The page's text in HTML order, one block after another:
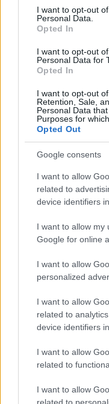
consent section.
I want to opt-out
Personal Data.
Opted In
I want to opt-out
Personal Data for
Opted In
I want to opt-out
Retention, Sale,
Personal Data
Purposes for
Opted Out
Google consents
I want to allow
related to
device identifiers
I want to allow my
Google for online
I want to allow
personalized
I want to allow
related to
device identifiers
I want to allow
related to
I want to allow
related to
Judit – ELTE
szükséges kis-
Klasszikus és
dr. Merényi
Népmese és
Háza, népijáték-
Október 15.,
olvasóvá
interaktív formái
Élménypedagógia
Álmok Szakmai
A
Magyar
November 5.,
kortárs formái
lehetőségei
Mesepedagógia:
Bábpedagógia:
Egyetem/
Papírszínház: